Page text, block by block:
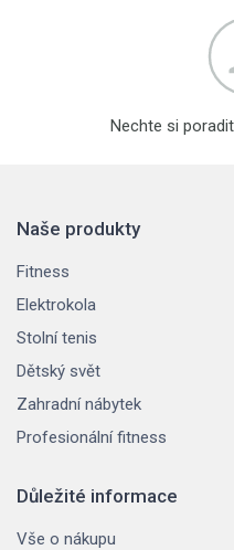
Nechte si
Naše produkty
Fitness
Elektrokola
Stolní tenis
Dětský svět
Zahradní nábytek
Profesionální fitness
Důležité informace
Vše o nákupu